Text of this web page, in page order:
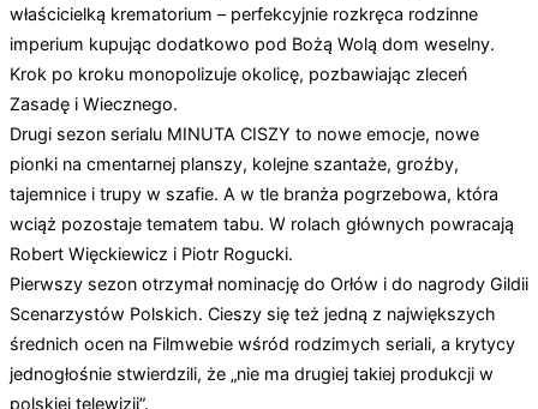
właścicielką krematorium – perfekcyjnie rozkręca rodzinne
imperium kupując dodatkowo pod Bożą Wolą dom weselny.
Krok po kroku monopolizuje okolicę, pozbawiając zleceń
Zasadę i Wiecznego.
Drugi sezon serialu MINUTA CISZY to nowe emocje, nowe
pionki na cmentarnej planszy, kolejne szantaże, groźby,
tajemnice i trupy w szafie. A w tle branża pogrzebowa, która
wciąż pozostaje tematem tabu. W rolach głównych powracają
Robert Więckiewicz i Piotr Rogucki.
Pierwszy sezon otrzymał nominację do Orłów i do nagrody Gildii
Scenarzystów Polskich. Cieszy się też jedną z największych
średnich ocen na Filmwebie wśród rodzimych seriali, a krytycy
jednogłośnie stwierdzili, że „nie ma drugiej takiej produkcji w
polskiej telewizji”.